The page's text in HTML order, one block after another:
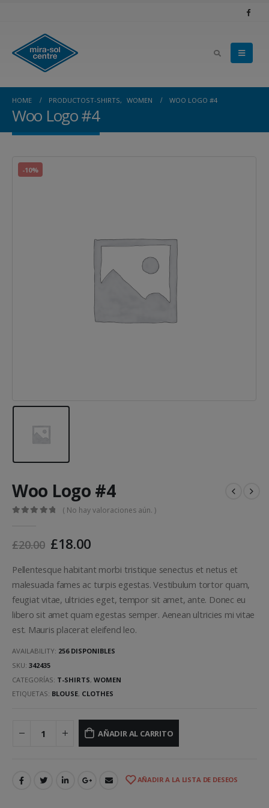
HOME PRODUCTOST-SHIRTS, WOMEN WOO LOGO #4
Woo Logo #4
-10%
Woo Logo #4
( No hay valoraciones aún. )
£20.00 £18.00
Pellentesque habitant morbi tristique senectus et netus et
malesuada fames ac turpis egestas. Vestibulum tortor quam,
feugiat vitae, ultricies eget, tempor sit amet, ante. Donec eu
libero sit amet quam egestas semper. Aenean ultricies mi vitae
est. Mauris placerat eleifend leo.
AVAILABILITY: 256 DISPONIBLES
SKU: 342435
CATEGORÍAS: T-SHIRTS, WOMEN
ETIQUETAS: BLOUSE, CLOTHES
AÑADIR AL CARRITO
AÑADIR A LA LISTA DE DESEOS